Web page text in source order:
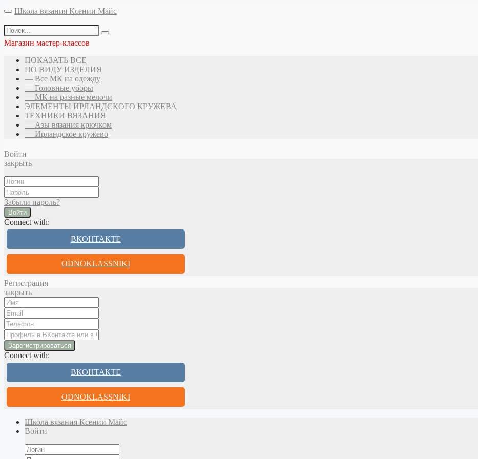
Школа вязания Ксении Майс
Магазин мастер-классов
ПОКАЗАТЬ ВСЕ
ПО ВИДУ ИЗДЕЛИЯ
— Все МК на одежду
— Головные уборы
— МК на разные мелочи
ЭЛЕМЕНТЫ ИРЛАНДСКОГО КРУЖЕВА
ТЕХНИКИ ВЯЗАНИЯ
— Азы вязания крючком
— Ирландское кружево
Войти
закрыть
Забыли пароль?
Войти
Connect with:
ВКОНТАКТЕ
ODNOKLASSNIKI
Регистрация
закрыть
Connect with:
ВКОНТАКТЕ
ODNOKLASSNIKI
Школа вязания Ксении Майс
Войти